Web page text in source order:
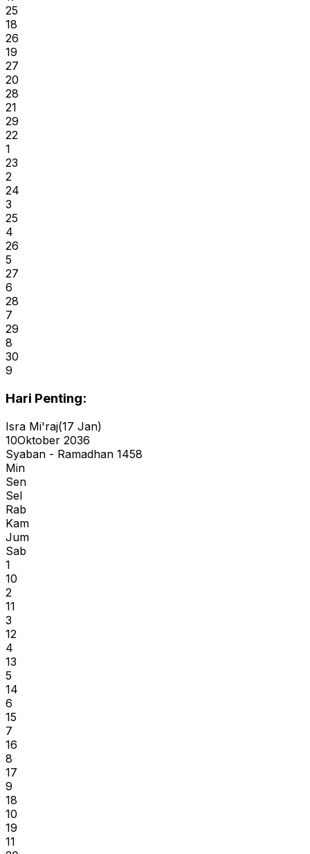
25
18
26
19
27
20
28
21
29
22
1
23
2
24
3
25
4
26
5
27
6
28
7
29
8
30
9
Hari Penting:
Isra Mi'raj(17 Jan)
10Oktober 2036
Syaban - Ramadhan 1458
Min
Sen
Sel
Rab
Kam
Jum
Sab
1
10
2
11
3
12
4
13
5
14
6
15
7
16
8
17
9
18
10
19
11